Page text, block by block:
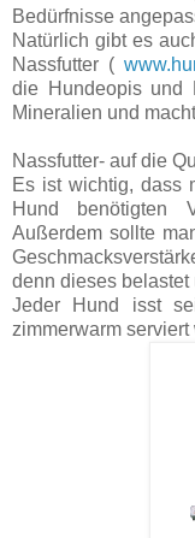
Bedürfnisse
Natürlich gibt es
Nassfutter (
die Hundeopis und
Mineralien und
Nassfutter- auf die
Es ist wichtig, dass
Hund benötigten
Außerdem sollte
denn dieses
Jeder Hund isst
zimmerwarm serviert